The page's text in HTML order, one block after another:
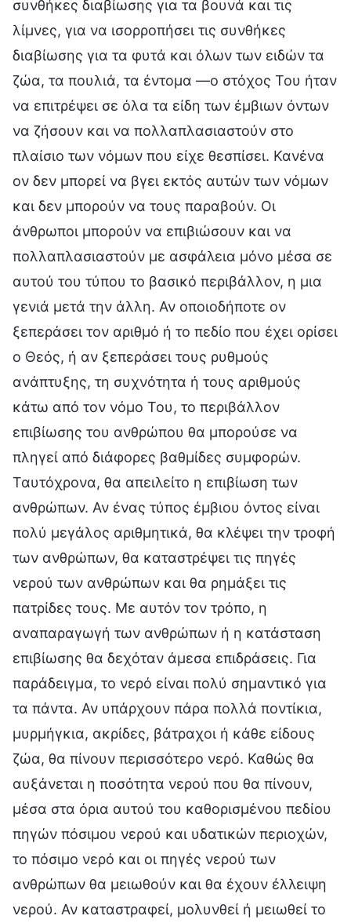
συνθήκες διαβίωσης για τα βουνά και τις
λίμνες, για να ισορροπήσει τις συνθήκες
διαβίωσης για τα φυτά και όλων των ειδών τα
ζώα, τα πουλιά, τα έντομα —ο στόχος Του ήταν
να επιτρέψει σε όλα τα είδη των έμβιων όντων
να ζήσουν και να πολλαπλασιαστούν στο
πλαίσιο των νόμων που είχε θεσπίσει. Κανένα
ον δεν μπορεί να βγει εκτός αυτών των νόμων
και δεν μπορούν να τους παραβούν. Οι
άνθρωποι μπορούν να επιβιώσουν και να
πολλαπλασιαστούν με ασφάλεια μόνο μέσα σε
αυτού του τύπου το βασικό περιβάλλον, η μια
γενιά μετά την άλλη. Αν οποιοδήποτε ον
ξεπεράσει τον αριθμό ή το πεδίο που έχει ορίσει
ο Θεός, ή αν ξεπεράσει τους ρυθμούς
ανάπτυξης, τη συχνότητα ή τους αριθμούς
κάτω από τον νόμο Του, το περιβάλλον
επιβίωσης του ανθρώπου θα μπορούσε να
πληγεί από διάφορες βαθμίδες συμφορών.
Ταυτόχρονα, θα απειλείτο η επιβίωση των
ανθρώπων. Αν ένας τύπος έμβιου όντος είναι
πολύ μεγάλος αριθμητικά, θα κλέψει την τροφή
των ανθρώπων, θα καταστρέψει τις πηγές
νερού των ανθρώπων και θα ρημάξει τις
πατρίδες τους. Με αυτόν τον τρόπο, η
αναπαραγωγή των ανθρώπων ή η κατάσταση
επιβίωσης θα δεχόταν άμεσα επιδράσεις. Για
παράδειγμα, το νερό είναι πολύ σημαντικό για
τα πάντα. Αν υπάρχουν πάρα πολλά ποντίκια,
μυρμήγκια, ακρίδες, βάτραχοι ή κάθε είδους
ζώα, θα πίνουν περισσότερο νερό. Καθώς θα
αυξάνεται η ποσότητα νερού που θα πίνουν,
μέσα στα όρια αυτού του καθορισμένου πεδίου
πηγών πόσιμου νερού και υδατικών περιοχών,
το πόσιμο νερό και οι πηγές νερού των
ανθρώπων θα μειωθούν και θα έχουν έλλειψη
νερού. Αν καταστραφεί, μολυνθεί ή μειωθεί το